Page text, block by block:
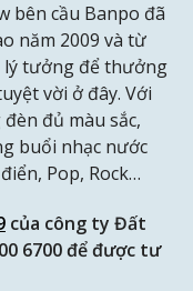
bên cầu Banpo đã
năm 2009 và từ
lý tưởng để thưởng
vời ở đây. Với
đủ màu sắc,
buổi nhạc nước
Pop, Rock…
của công ty Đất
6700 để được tư